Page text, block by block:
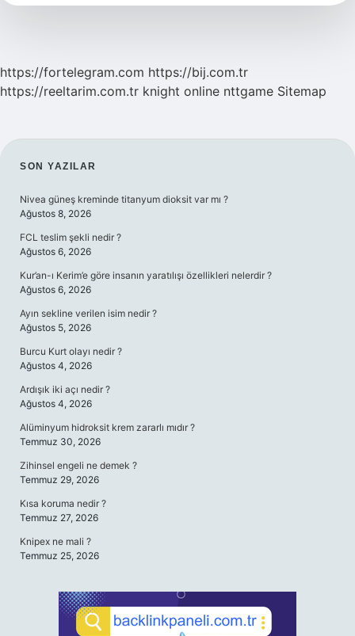
Anlaşılır
https://fortelegram.com https://bij.com.tr
https://reeltarim.com.tr knight online nttgame Sitemap
SIDEBAR
SON YAZILAR
Nivea güneş kreminde titanyum dioksit var mı ?
Ağustos 8, 2026
FCL teslim şekli nedir ?
Ağustos 6, 2026
Kur’an-ı Kerim’e göre insanın yaratılışı özellikleri nelerdir ?
Ağustos 6, 2026
Ayın sekline verilen isim nedir ?
Ağustos 5, 2026
Burcu Kurt olayı nedir ?
Ağustos 4, 2026
Ardışık iki açı nedir ?
Ağustos 4, 2026
Alüminyum hidroksit krem zararlı mıdır ?
Temmuz 30, 2026
Zihinsel engeli ne demek ?
Temmuz 29, 2026
Kısa koruma nedir ?
Temmuz 27, 2026
Knipex ne mali ?
Temmuz 25, 2026